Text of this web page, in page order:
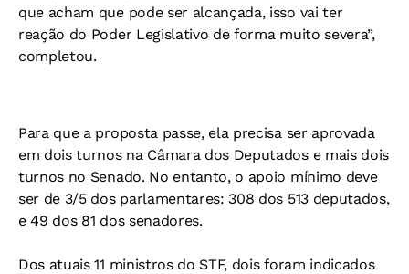
que acham que pode ser alcançada, isso vai ter
reação do Poder Legislativo de forma muito severa”,
completou.
Para que a proposta passe, ela precisa ser aprovada
em dois turnos na Câmara dos Deputados e mais dois
turnos no Senado. No entanto, o apoio mínimo deve
ser de 3/5 dos parlamentares: 308 dos 513 deputados,
e 49 dos 81 dos senadores.
Dos atuais 11 ministros do STF, dois foram indicados